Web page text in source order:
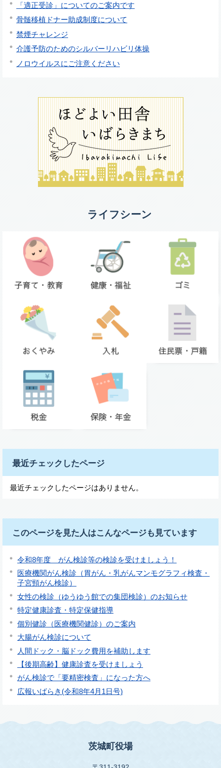
「適正受診」についてのご案内です
骨髄移植ドナー助成制度について
禁煙チャレンジ
介護予防のためのシルバーリハビリ体操
ノロウイルスにご注意ください
ライフシーン
最近チェックしたページ
最近チェックしたページはありません。
このページを見た人はこんなページも見ています
令和8年度 がん検診等の検診を受けましょう！
医療機関がん検診（胃がん・乳がんマンモグラフィ検査・
子宮頸がん検診）
女性の検診（ゆうゆう館での集団検診）のお知らせ
特定健康診査・特定保健指導
個別健診（医療機関健診）のご案内
大腸がん検診について
人間ドック・脳ドック費用を補助します
【後期高齢】健康診査を受けましょう
がん検診で「要精密検査」になった方へ
広報いばらき(令和8年4月1日号)
茨城町役場